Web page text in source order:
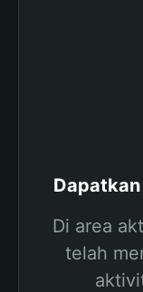
Di area
telah